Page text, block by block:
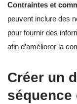
Contraintes et
peuvent inclure des
pour fournir des
afin d’améliorer la
Créer un
séquence